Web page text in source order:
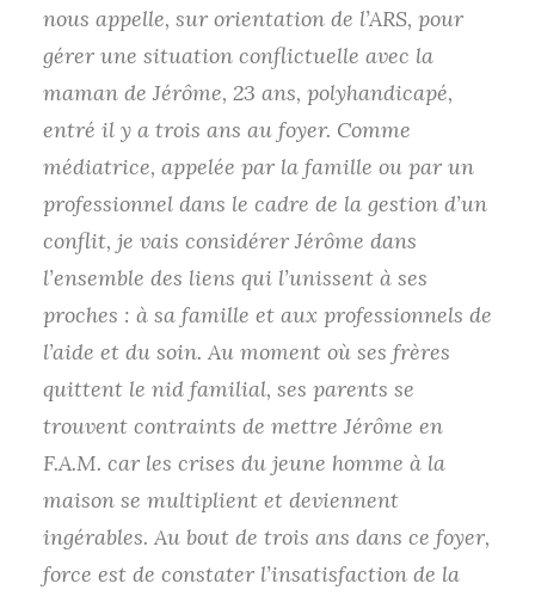
nous appelle, sur orientation de l’ARS, pour
gérer une situation conflictuelle avec la
maman de Jérôme, 23 ans, polyhandicapé,
entré il y a trois ans au foyer. Comme
médiatrice, appelée par la famille ou par un
professionnel dans le cadre de la gestion d’un
conflit, je vais considérer Jérôme dans
l’ensemble des liens qui l’unissent à ses
proches : à sa famille et aux professionnels de
l’aide et du soin. Au moment où ses frères
quittent le nid familial, ses parents se
trouvent contraints de mettre Jérôme en
F.A.M. car les crises du jeune homme à la
maison se multiplient et deviennent
ingérables. Au bout de trois ans dans ce foyer,
force est de constater l’insatisfaction de la